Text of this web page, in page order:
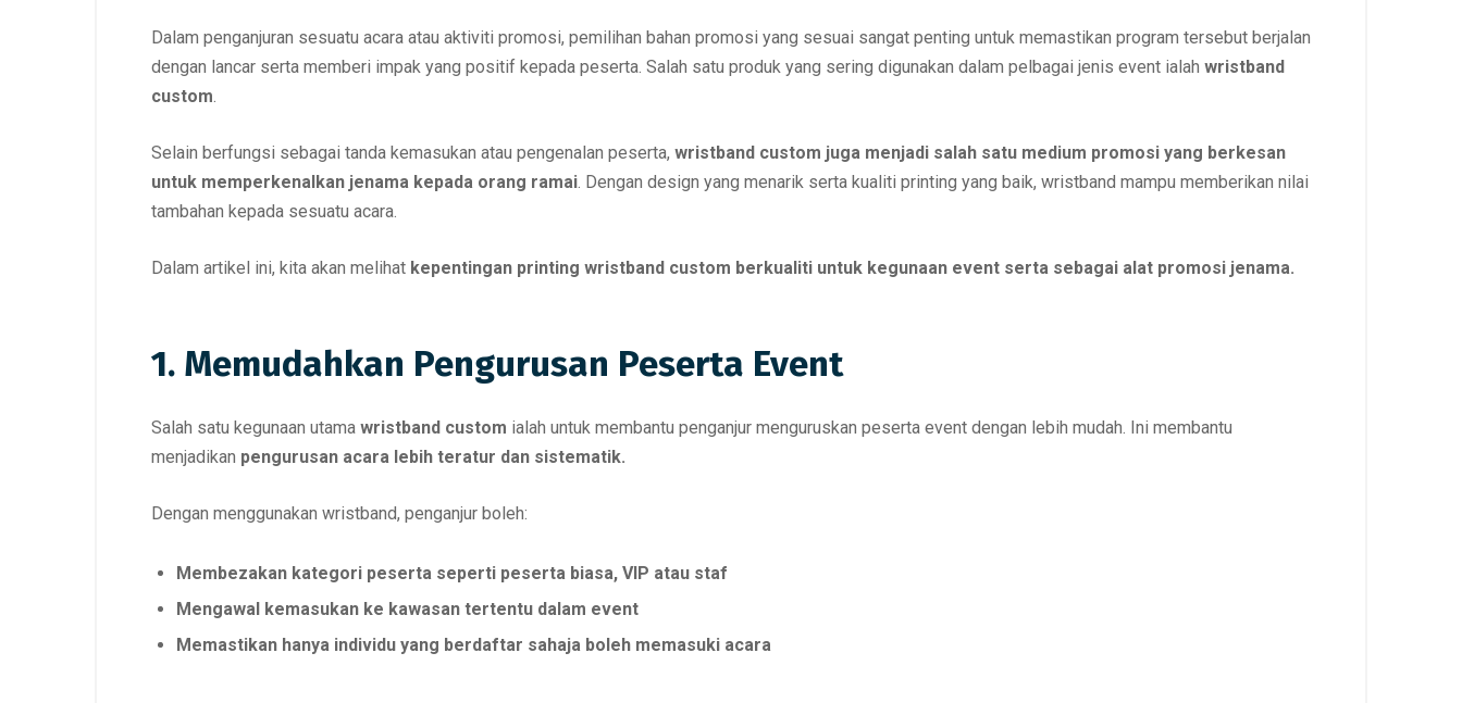
Dalam penganjuran sesuatu acara atau aktiviti promosi, pemilihan bahan promosi yang sesuai sangat penting untuk memastikan program tersebut berjalan
dengan lancar serta memberi impak yang positif kepada peserta. Salah satu produk yang sering digunakan dalam pelbagai jenis event ialah wristband
custom.
Selain berfungsi sebagai tanda kemasukan atau pengenalan peserta, wristband custom juga menjadi salah satu medium promosi yang berkesan
untuk memperkenalkan jenama kepada orang ramai. Dengan design yang menarik serta kualiti printing yang baik, wristband mampu memberikan nilai
tambahan kepada sesuatu acara.
Dalam artikel ini, kita akan melihat kepentingan printing wristband custom berkualiti untuk kegunaan event serta sebagai alat promosi jenama.
1. Memudahkan Pengurusan Peserta Event
Salah satu kegunaan utama wristband custom ialah untuk membantu penganjur menguruskan peserta event dengan lebih mudah. Ini membantu
menjadikan pengurusan acara lebih teratur dan sistematik.
Dengan menggunakan wristband, penganjur boleh:
Membezakan kategori peserta seperti peserta biasa, VIP atau staf
Mengawal kemasukan ke kawasan tertentu dalam event
Memastikan hanya individu yang berdaftar sahaja boleh memasuki acara